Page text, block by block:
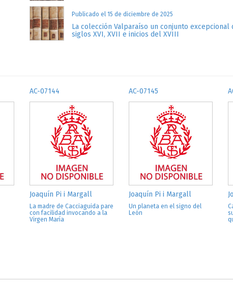
Publicado el 15 de diciembre de 2025
La colección Valparaíso un conjunto excepcional
siglos XVI, XVII e inicios del XVIII
AC-07144
Joaquín Pi i Margall
La madre de Cacciaguida pare
con facilidad invocando a la
Virgen María
AC-07145
Joaquín Pi i Margall
Un planeta en el signo del
León